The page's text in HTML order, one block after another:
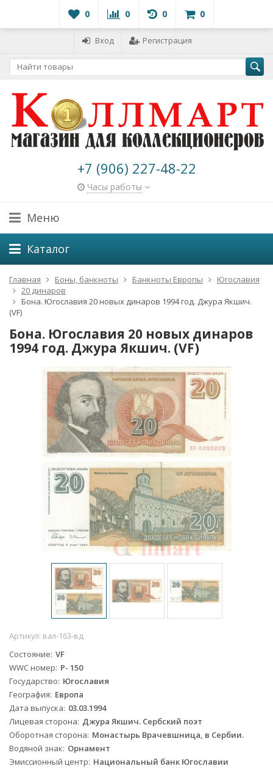
0 0 0 0
Вход Регистрация
+7 (906) 227-48-22
Часы работы
Меню
Каталог
Главная Боны, банкноты Банкноты Европы
Югославия
20 динаров
Бона. Югославия 20 новых динаров 1994 год. Джура Якшич.
(VF)
Бона. Югославия 20 новых динаров
1994 год. Джура Якшич. (VF)
Артикул: вал-163-вд
Состояние VF
WWC номер P- 150
Государство Югославия
География Европа
Дата выпуска 03.03.1994
Лицевая сторона Джура Якшич. Сербский поэт
Оборотная сторона Монастырь Врачевшница, в Сербии.
Водяной знак Орнамент
Эмиссионный центр Национальный банк Югославии